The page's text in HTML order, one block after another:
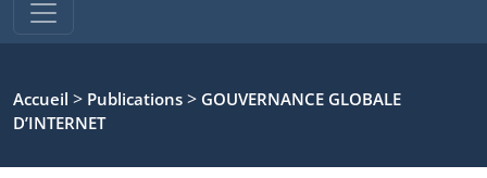
Accueil > Publications > GOUVERNANCE GLOBALE
D’INTERNET